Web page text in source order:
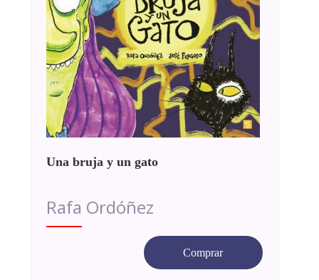
Una bruja y un gato
Rafa Ordóñez
Comprar